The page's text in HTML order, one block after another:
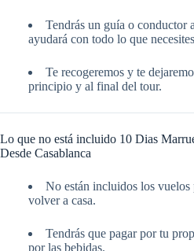
Tendrás un guía o conductor
ayudará con todo lo que
Te recogeremos y te
principio y al final del tour.
Lo que no está incluido 10 Dias
Desde Casablanca
No están incluidos los
volver a casa.
Tendrás que pagar por tu
por las bebidas.